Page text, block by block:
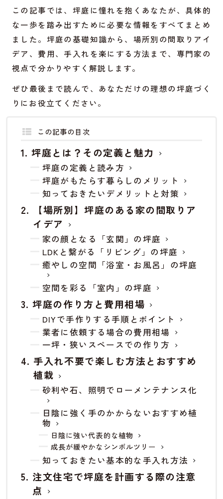
この記事では、坪庭に憧れを抱くあなたが、具体的
な一歩を踏み出すために必要な情報をすべてまとめ
ました。坪庭の基礎知識から、場所別の間取りアイ
デア、費用、手入れを楽にする方法まで、専門家の
視点で分かりやすく解説します。
ぜひ最後まで読んで、あなただけの理想の坪庭づく
りにお役立てください。
この記事の目次
坪庭とは？その定義と魅力
坪庭の定義と読み方
坪庭がもたらす暮らしのメリット
知っておきたいデメリットと対策
【場所別】坪庭のある家の間取りア
イデア
家の顔となる「玄関」の坪庭
LDKと繋がる「リビング」の坪庭
癒やしの空間「浴室・お風呂」の坪庭
空間を彩る「室内」の坪庭
坪庭の作り方と費用相場
DIYで手作りする手順とポイント
業者に依頼する場合の費用相場
一坪・狭いスペースでの作り方
手入れ不要で楽しむ方法とおすすめ
植栽
砂利や石、照明でローメンテナンス化
日陰に強く手のかからないおすすめ植
物
日陰に強い代表的な植物
成長が緩やかなシンボルツリー
知っておきたい基本的な手入れ方法
注文住宅で坪庭を計画する際の注意
点